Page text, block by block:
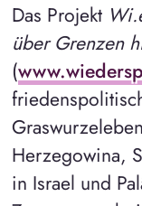
Das Projekt
über Grenzen
(
Herzegowina,
in Israel und